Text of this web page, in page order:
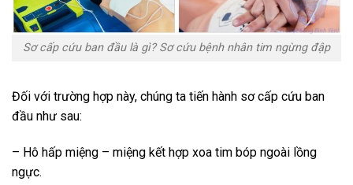
Sơ cấp cứu ban đầu là gì? Sơ cứu bệnh nhân tim ngừng đập
Đối với trường hợp này, chúng ta tiến hành sơ cấp cứu ban
đầu như sau:
– Hô hấp miệng – miệng kết hợp xoa tim bóp ngoài lồng
ngực.